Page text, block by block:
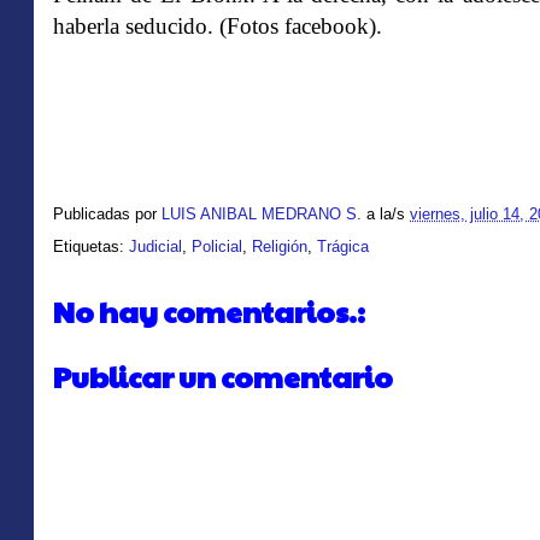
haberla seducido. (Fotos facebook).
Publicadas por LUIS ANIBAL MEDRANO S. a la/s viernes, julio 14,
Etiquetas: Judicial , Policial , Religión, Trágica
No hay comentarios.:
Publicar un comentario